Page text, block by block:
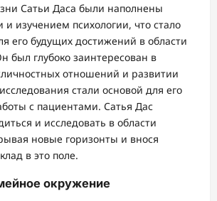
Сатьи Даса были наполнены
и изучением психологии, что стало
его будущих достижений в области
был глубоко заинтересован в
отношений и развитии
стали основой для его
с пациентами. Сатья Дас
и исследовать в области
новые горизонты и внося
в это поле.
окружение